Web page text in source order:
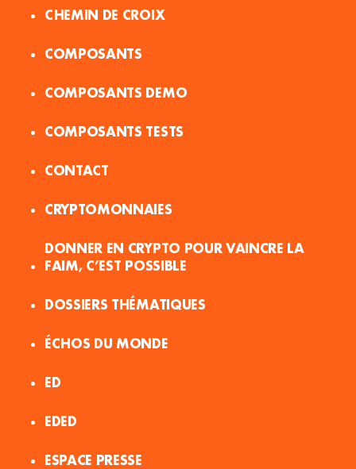
CHEMIN DE CROIX
COMPOSANTS
COMPOSANTS DEMO
COMPOSANTS TESTS
CONTACT
CRYPTOMONNAIES
DONNER EN CRYPTO POUR VAINCRE LA
FAIM, C’EST POSSIBLE
DOSSIERS THÉMATIQUES
ÉCHOS DU MONDE
ED
EDED
ESPACE PRESSE